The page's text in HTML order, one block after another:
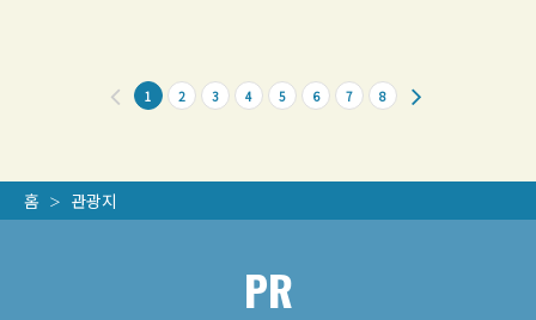
1 2 3 4 5 6 7 8
홈 관광지
PR